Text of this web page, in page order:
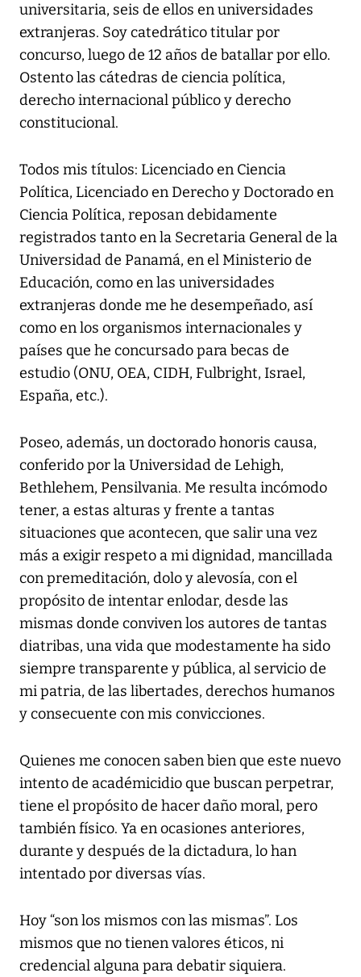
universitaria, seis de ellos en universidades
extranjeras. Soy catedrático titular por
concurso, luego de 12 años de batallar por ello.
Ostento las cátedras de ciencia política,
derecho internacional público y derecho
constitucional.
Todos mis títulos: Licenciado en Ciencia
Política, Licenciado en Derecho y Doctorado en
Ciencia Política, reposan debidamente
registrados tanto en la Secretaria General de la
Universidad de Panamá, en el Ministerio de
Educación, como en las universidades
extranjeras donde me he desempeñado, así
como en los organismos internacionales y
países que he concursado para becas de
estudio (ONU, OEA, CIDH, Fulbright, Israel,
España, etc.).
Poseo, además, un doctorado honoris causa,
conferido por la Universidad de Lehigh,
Bethlehem, Pensilvania. Me resulta incómodo
tener, a estas alturas y frente a tantas
situaciones que acontecen, que salir una vez
más a exigir respeto a mi dignidad, mancillada
con premeditación, dolo y alevosía, con el
propósito de intentar enlodar, desde las
mismas donde conviven los autores de tantas
diatribas, una vida que modestamente ha sido
siempre transparente y pública, al servicio de
mi patria, de las libertades, derechos humanos
y consecuente con mis convicciones.
Quienes me conocen saben bien que este nuevo
intento de académicidio que buscan perpetrar,
tiene el propósito de hacer daño moral, pero
también físico. Ya en ocasiones anteriores,
durante y después de la dictadura, lo han
intentado por diversas vías.
Hoy “son los mismos con las mismas”. Los
mismos que no tienen valores éticos, ni
credencial alguna para debatir siquiera.